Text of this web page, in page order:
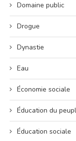
Domaine public
Drogue
Dynastie
Eau
Économie sociale
Éducation du
Éducation sociale